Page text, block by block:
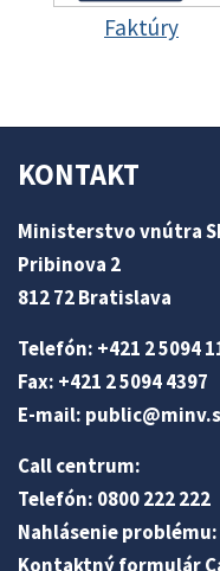
Faktúry
KONTAKT
Ministerstvo vnútra
Pribinova 2
812 72 Bratislava
Telefón: +421 2 5094
Fax: +421 2 5094 4397
E-mail: public@minv
Call centrum:
Telefón: 0800 222 222
Nahlásenie problému:
Kontaktný formulár